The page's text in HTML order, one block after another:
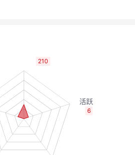
210
6